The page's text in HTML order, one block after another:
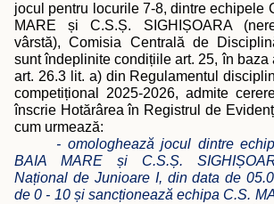
jocul pentru locurile 7-8, dintre echipele
MAREși C.S.Ș. SIGHIȘOARA
vârstă), Comisia Centrală de
sunt îndeplinite condițiile art. 25, în baza
art. 26.3 lit. a) din Regulamentul
competițional 2025-2026, admite
înscrie Hotărârea în Registrul de
cum urmează:
- omologhează jocul dintre
BAIA MARE și C.S.Ș.
Național de Junioare I, din data de
de 0 - 10 și sancționează echipa C.S.